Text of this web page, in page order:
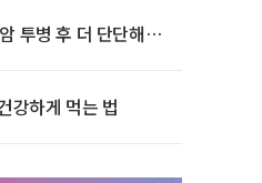
투병 후 더 단단해진
강하게 먹는 법